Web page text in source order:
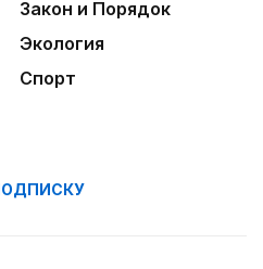
Закон и Порядок
Экология
Спорт